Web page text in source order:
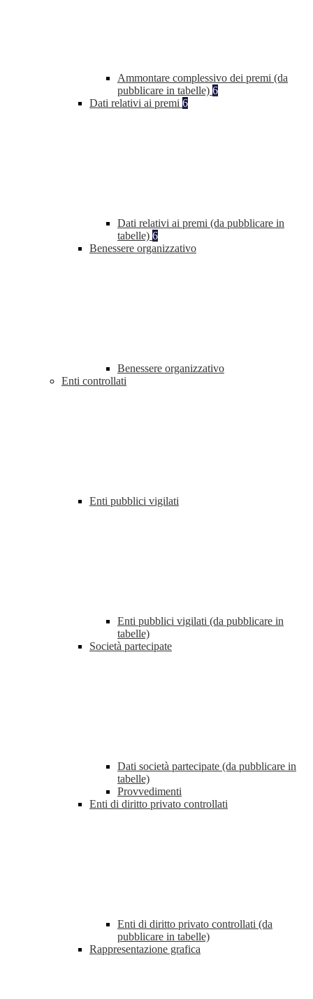
Ammontare complessivo dei premi (da
pubblicare in tabelle) 6
Dati relativi ai premi 6
Dati relativi ai premi (da pubblicare in
tabelle) 6
Benessere organizzativo
Benessere organizzativo
Enti controllati
Enti pubblici vigilati
Enti pubblici vigilati (da pubblicare in
tabelle)
Società partecipate
Dati società partecipate (da pubblicare in
tabelle)
Provvedimenti
Enti di diritto privato controllati
Enti di diritto privato controllati (da
pubblicare in tabelle)
Rappresentazione grafica